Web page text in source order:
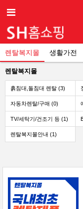
렌탈복지몰 생활가전
렌탈복지몰
흙침대,돌침대 렌탈 (3)
자동차렌탈/구매 (0)
TV/세탁기/건조기 등 (1)
렌탈복지몰안내 (1)